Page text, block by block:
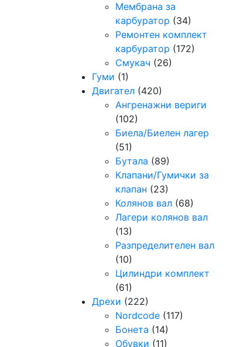
Мембрана за
карбуратор (34)
Ремонтен комплект
карбуратор (172)
Смукач (26)
Гуми (1)
Двигател (420)
Ангренажни вериги
(102)
Биела/Биелен лагер
(51)
Бутала (89)
Клапани/Гумички за
клапан (23)
Колянов вал (68)
Лагери колянов вал
(13)
Разпределителен вал
(10)
Цилиндри комплект
(61)
Дрехи (222)
Nordcode (117)
Бонета (14)
Обувки (11)